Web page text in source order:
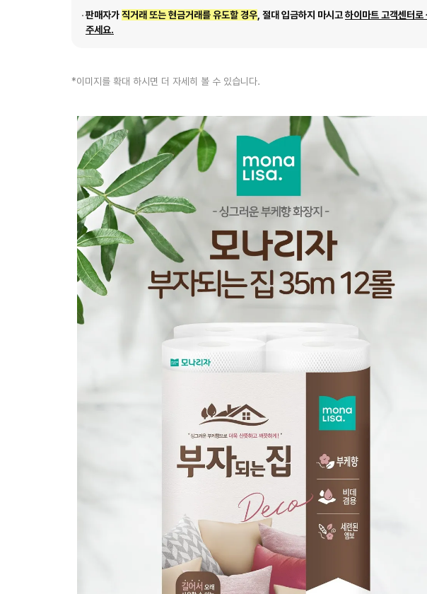
판매자가직거래 또는 현금거래를 유도할 경우, 절대 입금하지 마시고하이마트 고객센터로
주세요.
*이미지를 확대 하시면 더 자세히 볼 수 있습니다.